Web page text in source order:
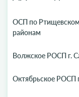
ОСП по
районам
Волжское РОСП г.
Октябрьское РОСП